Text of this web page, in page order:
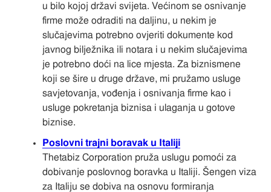
u bilo kojoj državi svijeta. Većinom se osnivanje
firme može odraditi na daljinu, u nekim je
slučajevima potrebno ovjeriti dokumente kod
javnog bilježnika ili notara i u nekim slučajevima
je potrebno doći na lice mjesta. Za biznismene
koji se šire u druge države, mi pružamo usluge
savjetovanja, vođenja i osnivanja firme kao i
usluge pokretanja biznisa i ulaganja u gotove
biznise.
Poslovni trajni boravak u Italiji
Thetabiz Corporation pruža uslugu pomoći za
dobivanje poslovnog boravka u Italiji. Šengen viza
za Italiju se dobiva na osnovu formiranja